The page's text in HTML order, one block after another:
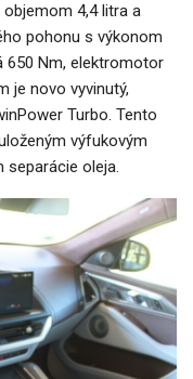
4,4 litra a
pohonu s výkonom
650 Nm, elektromotor
je novo vyvinutý,
Turbo. Tento
výfukovým
oleja.